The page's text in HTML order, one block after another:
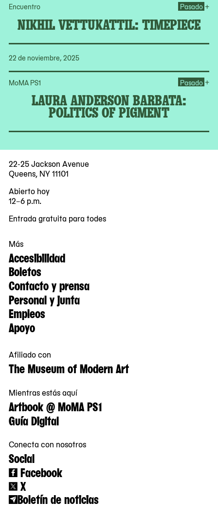
Encuentro
NIKHIL VETTUKATTIL: TIMEPIECE
Pasado +
22 de noviembre, 2025
MoMA PS1
LAURA ANDERSON BARBATA:
POLITICS OF PIGMENT
Pasado +
22-25 Jackson Avenue
Queens, NY 11101
Abierto hoy
12–6 p.m.
Entrada gratuita para todes
Más
Accesibilidad
Boletos
Contacto y prensa
Personal y junta
Empleos
Apoyo
Afiliado con
The Museum of Modern Art
Mientras estás aquí
Artbook @ MoMA PS1
Guía Digital
Conecta con nosotros
Social
Facebook
X
Boletín de noticias